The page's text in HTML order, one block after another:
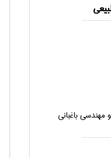
مهندسي باغباني